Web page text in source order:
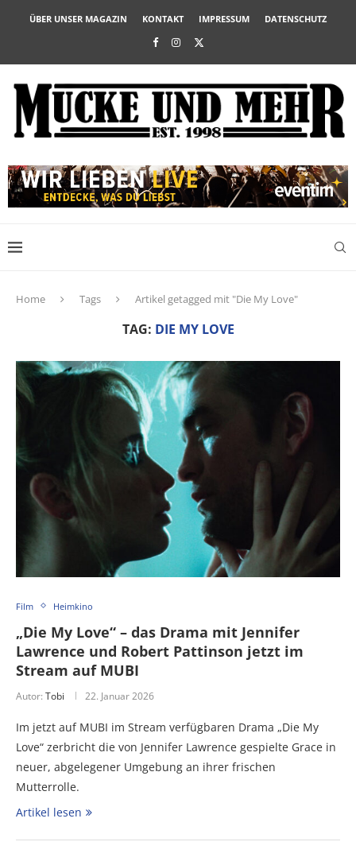
ÜBER UNSER MAGAZIN KONTAKT IMPRESSUM DATENSCHUTZ
Home Tags Artikel getagged mit "Die My Love"
TAG: DIE MY LOVE
Film Heimkino
„Die My Love“ – das Drama mit Jennifer
Lawrence und Robert Pattinson jetzt im
Stream auf MUBI
Autor: Tobi 22. Januar 2026
Im jetzt auf MUBI im Stream verfügbaren Drama „Die My
Love“ zerbricht die von Jennifer Lawrence gespielte Grace in
neuer, abgelegener Umgebung an ihrer frischen
Mutterrolle.
Artikel lesen